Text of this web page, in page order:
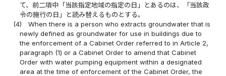
て、前二項中「当該指定地域の指定の日」とあるのは、「当該政
令の施行の日」と読み替えるものとする。
(4)
When there is a person who extracts groundwater that is
newly defined as groundwater for use in buildings due to
the enforcement of a Cabinet Order referred to in Article 2,
paragraph (1) or a Cabinet Order to amend that Cabinet
Order with water pumping equipment within a designated
area at the time of enforcement of the Cabinet Order, the